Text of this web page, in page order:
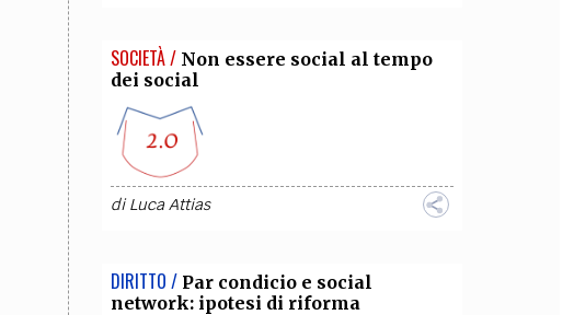
SOCIETÀ / Non essere social al tempo
dei social
diLuca Attias
DIRITTO / Par condicio e social
network: ipotesi di riforma